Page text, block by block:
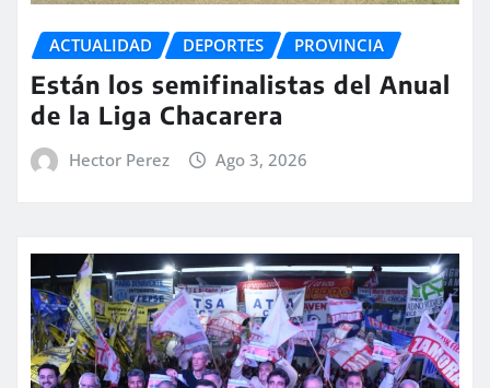
ACTUALIDAD DEPORTES PROVINCIA
Están los semifinalistas del Anual
de la Liga Chacarera
Hector Perez Ago 3, 2026